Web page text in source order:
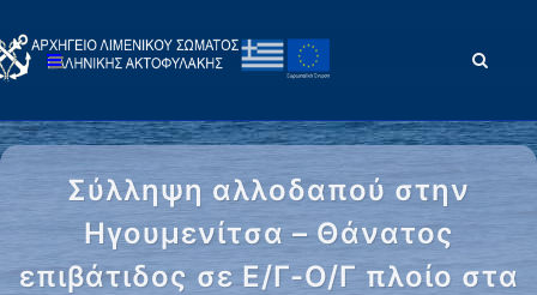
Σύλληψη αλλοδαπού στην
Ηγουμενίτσα – Θάνατος
επιβάτιδος σε Ε/Γ-Ο/Γ πλοίο στα